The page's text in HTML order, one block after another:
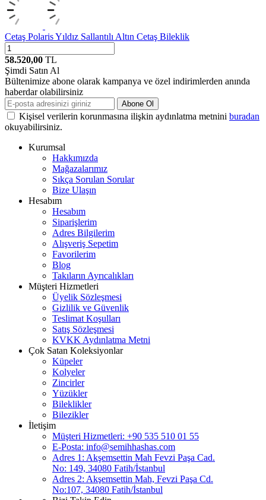
Cetaş Polaris Yıldız Sallantılı Altın Cetaş Bileklik
58.520,00 TL
Şimdi Satın Al
Bültenimize abone olarak kampanya ve özel indirimlerden anında
haberdar olabilirsiniz
Abone Ol
Kişisel verilerin korunmasına ilişkin aydınlatma metnini buradan
okuyabilirsiniz.
Kurumsal
Hakkımızda
Mağazalarımız
Sıkça Sorulan Sorular
Bize Ulaşın
Hesabım
Hesabım
Siparişlerim
Adres Bilgilerim
Alışveriş Sepetim
Favorilerim
Blog
Takıların Ayrıcalıkları
Müşteri Hizmetleri
Üyelik Sözleşmesi
Gizlilik ve Güvenlik
Teslimat Koşulları
Satış Sözleşmesi
KVKK Aydınlatma Metni
Çok Satan Koleksiyonlar
Küpeler
Kolyeler
Zincirler
Yüzükler
Bileklikler
Bilezikler
İletişim
Müşteri Hizmetleri: +90 535 510 01 55
E-Posta: info@semihhashas.com
Adres 1: Akşemsettin Mah Fevzi Paşa Cad.
No: 149, 34080 Fatih/İstanbul
Adres 2: Akşemsettin Mah, Fevzi Paşa Cd.
No:107, 34080 Fatih/İstanbul